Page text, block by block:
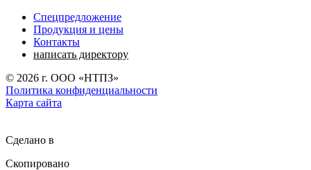
Спецпредложение
Продукция и цены
Контакты
написать директору
© 2026 г. ООО «НТПЗ»
Политика конфиденциальности
Карта сайта
Сделано в
Скопировано